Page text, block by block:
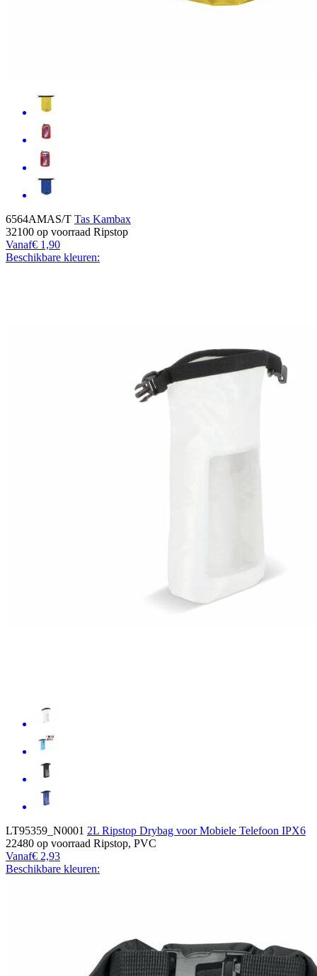
6564AMAS/T Tas Kambax
32100 op voorraad Ripstop
Vanaf€ 1,90
Beschikbare kleuren:
LT95359_N0001 2L Ripstop Drybag voor Mobiele Telefoon IPX6
22480 op voorraad Ripstop, PVC
Vanaf€ 2,93
Beschikbare kleuren: